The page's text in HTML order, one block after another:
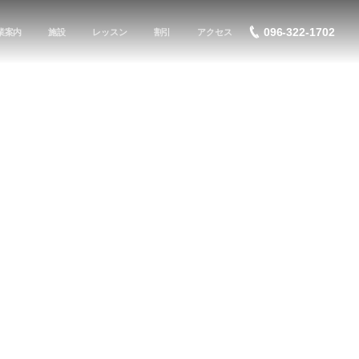
案内 施設 レッスン 割引 アクセス 096-322-1702